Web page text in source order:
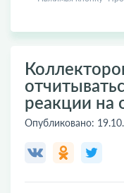
реакции на
Опубликовано: